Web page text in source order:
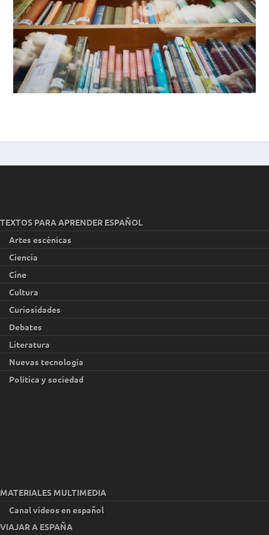
TEXTOS PARA APRENDER ESPAÑOL
Artes escénicas
Ciencia
Cine
Cultura
Curiosidades
Debates
Literatura
Nuevas tecnología
Política y sociedad
MATERIALES MULTIMEDIA
Canal vídeos en español
VIAJAR A ESPAÑA